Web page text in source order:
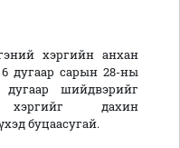
хэргийн анхан
дугаар сарын 28-ны
дугаар шийдвэрийг
дахин
буцаасугай.